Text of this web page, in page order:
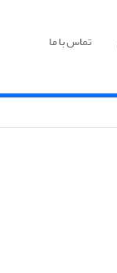
تماس با ما